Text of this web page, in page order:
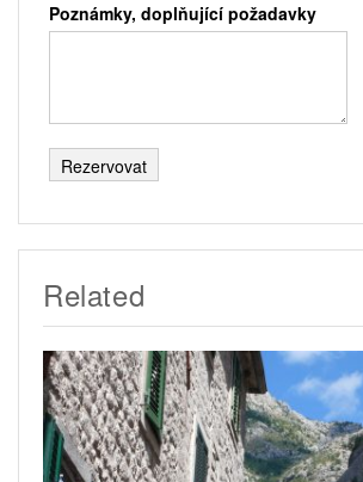
Poznámky, doplňující požadavky
Related